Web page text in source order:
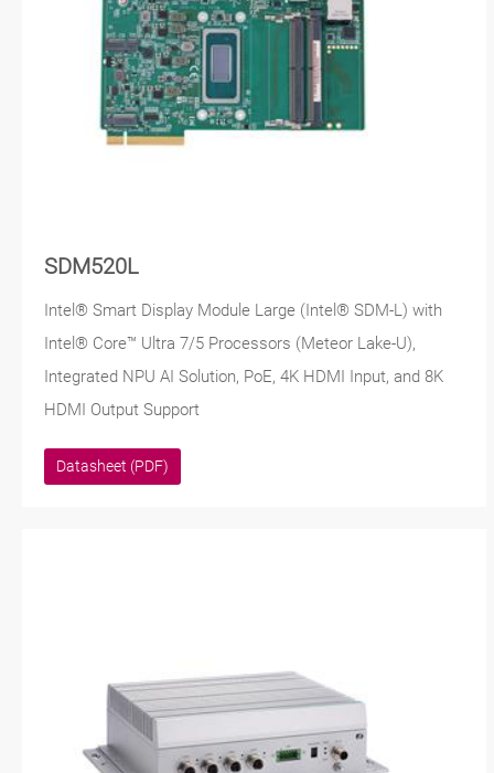
SDM520L
Intel® Smart Display Module Large (Intel® SDM-L) with
Intel® Core™ Ultra 7/5 Processors (Meteor Lake-U),
Integrated NPU AI Solution, PoE, 4K HDMI Input, and 8K
HDMI Output Support
Datasheet (PDF)